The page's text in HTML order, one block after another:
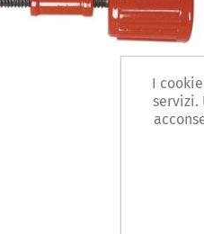
I
servizi.